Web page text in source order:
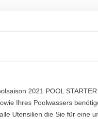
2021 POOL
Ihres Poolwassers
Utensilien die Sie für eine